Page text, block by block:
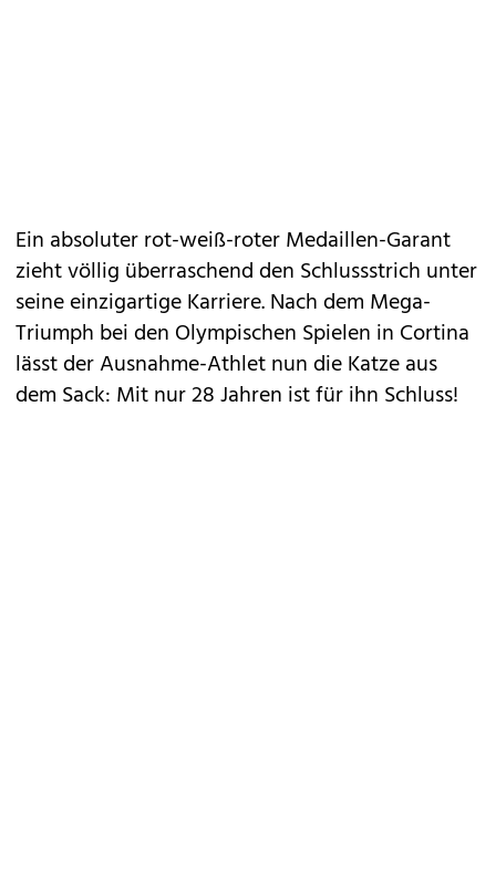
Ein absoluter rot-weiß-roter Medaillen-Garant
zieht völlig überraschend den Schlussstrich unter
seine einzigartige Karriere. Nach dem Mega-
Triumph bei den Olympischen Spielen in Cortina
lässt der Ausnahme-Athlet nun die Katze aus
dem Sack: Mit nur 28 Jahren ist für ihn Schluss!